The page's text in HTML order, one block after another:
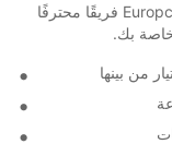
كنت تخطط لرحلة عمل أو عطلة عائلية، تضم Europcar فريقًا محترفًا
بك.
من بينها